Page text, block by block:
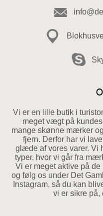
Vi er en lille butik i
meget vægt på
mange skønne mærker
fjern. Derfor har vi
glæde af vores varer. Vi
typer, hvor vi går fra
Vi er meget aktive på
og følg os under Det
Instagram, så du kan
vi er sikre på,